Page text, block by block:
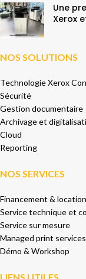
Une
Xerox
NOS SOLUTIONS
Technologie Xerox
Sécurité
Gestion documentaire
Archivage et
Cloud
Reporting
NOS SERVICES
Financement & location
Service technique et
Service sur mesure
Managed print services
Démo & Workshop